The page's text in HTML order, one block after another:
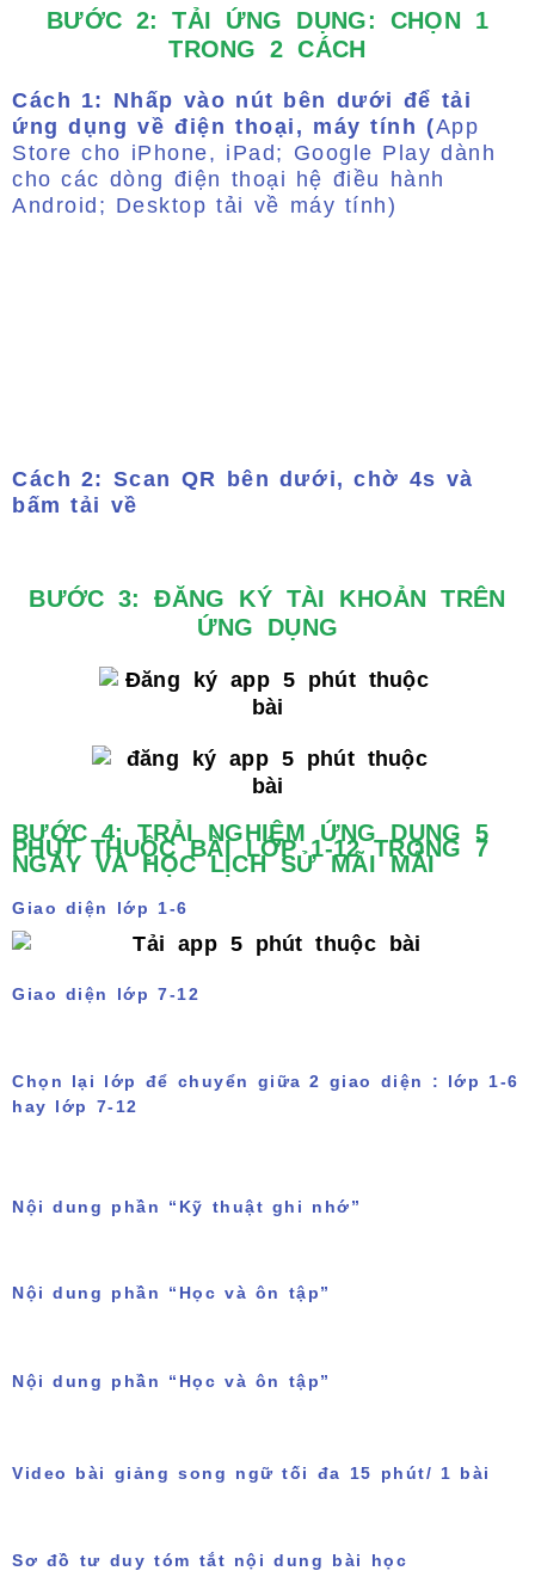
BƯỚC 2: TẢI ỨNG DỤNG: CHỌN 1
TRONG 2 CÁCH
Cách 1: Nhấp vào nút bên dưới để tải
ứng dụng về điện thoại, máy tính (App
Store cho iPhone, iPad; Google Play dành
cho các dòng điện thoại hệ điều hành
Android; Desktop tải về máy tính)
Cách 2: Scan QR bên dưới, chờ 4s và
bấm tải về
BƯỚC 3: ĐĂNG KÝ TÀI KHOẢN TRÊN
ỨNG DỤNG
BƯỚC 4: TRẢI NGHIỆM ỨNG DỤNG 5
PHÚT THUỘC BÀI LỚP 1-12 TRONG 7
NGÀY VÀ HỌC LỊCH SỬ MÃI MÃI
Giao diện lớp 1-6
Giao diện lớp 7-12
Chọn lại lớp để chuyển giữa 2 giao diện : lớp 1-6
hay lớp 7-12
Nội dung phần “Kỹ thuật ghi nhớ”
Nội dung phần “Học và ôn tập”
Nội dung phần “Học và ôn tập”
Video bài giảng song ngữ tối đa 15 phút/ 1 bài
Sơ đồ tư duy tóm tắt nội dung bài học